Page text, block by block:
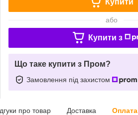
або
Купити з
Що таке купити з Пром?
Замовлення під захистом
про товар Доставка Оплата